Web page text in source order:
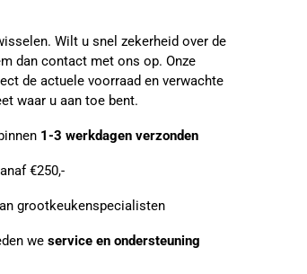
Wilt u snel zekerheid over de
dan contact met ons op. Onze
de actuele voorraad en verwachte
waar u aan toe bent.
1-3 werkdagen verzonden
€250,-
grootkeukenspecialisten
weservice en ondersteuning